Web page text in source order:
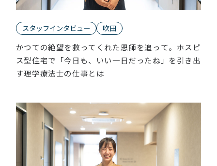
スタッフインタビュー 吹田
かつての絶望を救ってくれた恩師を追って。ホスピ
ス型住宅で「今日も、いい一日だったね」を引き出
す理学療法士の仕事とは